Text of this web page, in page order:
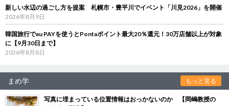
新しい水辺の過ごし方を提案 札幌市・豊平川でイベント「川見2026」を開催
2026年8月9日
韓国旅行でau PAYを使うとPontaポイント最大20％還元！30万店舗以上が対象
に【9月30日まで】
2026年8月8日
まめ学 もっと見る
写真に埋まっている位置情報はおっかないのか 【岡嶋教授の